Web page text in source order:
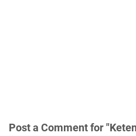
Post a Comment for